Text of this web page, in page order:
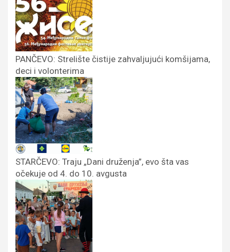
PANČEVO: Strelište čistije zahvaljujući komšijama,
deci i volonterima
STARČEVO: Traju „Dani druženja”, evo šta vas
očekuje od 4. do 10. avgusta